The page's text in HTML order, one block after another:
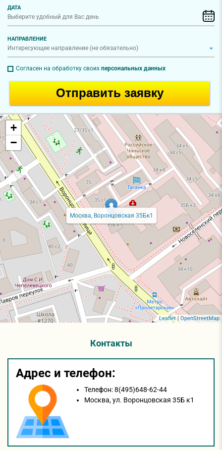
ДАТА
НАПРАВЛЕНИЕ
Согласен на обработку своих персональных данных
Отправить заявку
Москва, Воронцовская 35Бк1
+
−
Leaflet| OpenStreetMap
Контакты
Адрес и телефон:
Телефон:8(495)648-62-44
Москва,ул. Воронцовская 35Б к1